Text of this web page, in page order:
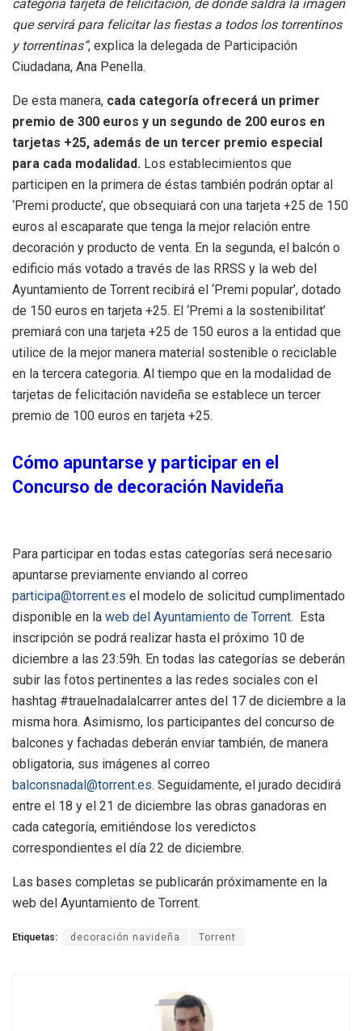
categoría tarjeta de felicitación, de donde saldrá la imagen
que servirá para felicitar las fiestas a todos los torrentinos
y torrentinas”, explica la delegada de Participación
Ciudadana, Ana Penella.
De esta manera, cada categoría ofrecerá un primer
premio de 300 euros y un segundo de 200 euros en
tarjetas +25, además de un tercer premio especial
para cada modalidad. Los establecimientos que
participen en la primera de éstas también podrán optar al
‘Premi producte’, que obsequiará con una tarjeta +25 de 150
euros al escaparate que tenga la mejor relación entre
decoración y producto de venta. En la segunda, el balcón o
edificio más votado a través de las RRSS y la web del
Ayuntamiento de Torrent recibirá el ‘Premi popular’, dotado
de 150 euros en tarjeta +25. El ‘Premi a la sostenibilitat’
premiará con una tarjeta +25 de 150 euros a la entidad que
utilice de la mejor manera material sostenible o reciclable
en la tercera categoria. Al tiempo que en la modalidad de
tarjetas de felicitación navideña se establece un tercer
premio de 100 euros en tarjeta +25.
Cómo apuntarse y participar en el
Concurso de decoración Navideña
Para participar en todas estas categorías será necesario
apuntarse previamente enviando al correo
participa@torrent.es el modelo de solicitud cumplimentado
disponible en la web del Ayuntamiento de Torrent. Esta
inscripción se podrá realizar hasta el próximo 10 de
diciembre a las 23:59h. En todas las categorías se deberán
subir las fotos pertinentes a las redes sociales con el
hashtag #trauelnadalalcarrer antes del 17 de diciembre a la
misma hora. Asimismo, los participantes del concurso de
balcones y fachadas deberán enviar también, de manera
obligatoria, sus imágenes al correo
balconsnadal@torrent.es. Seguidamente, el jurado decidirá
entre el 18 y el 21 de diciembre las obras ganadoras en
cada categoría, emitiéndose los veredictos
correspondientes el día 22 de diciembre.
Las bases completas se publicarán próximamente en la
web del Ayuntamiento de Torrent.
Etiquetas: decoración navideña Torrent